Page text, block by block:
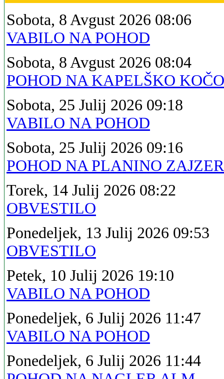
Sobota, 8 Avgust 2026 08:06
VABILO NA POHOD
Sobota, 8 Avgust 2026 08:04
POHOD NA KAPELŠKO KOČO
Sobota, 25 Julij 2026 09:18
VABILO NA POHOD
Sobota, 25 Julij 2026 09:16
POHOD NA PLANINO
Torek, 14 Julij 2026 08:22
OBVESTILO
Ponedeljek, 13 Julij 2026 09:53
OBVESTILO
Petek, 10 Julij 2026 19:10
VABILO NA POHOD
Ponedeljek, 6 Julij 2026 11:47
VABILO NA POHOD
Ponedeljek, 6 Julij 2026 11:44